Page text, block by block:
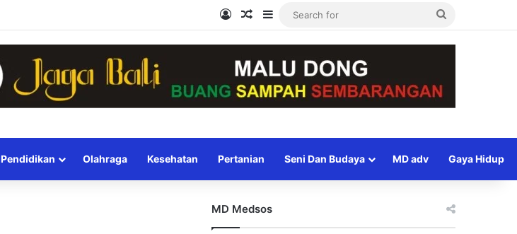
Log InRandom Article
Sidebar
Pendidikan Olahraga Kesehatan Pertanian Seni Dan Budaya MD adv Gaya Hidup
MD Medsos